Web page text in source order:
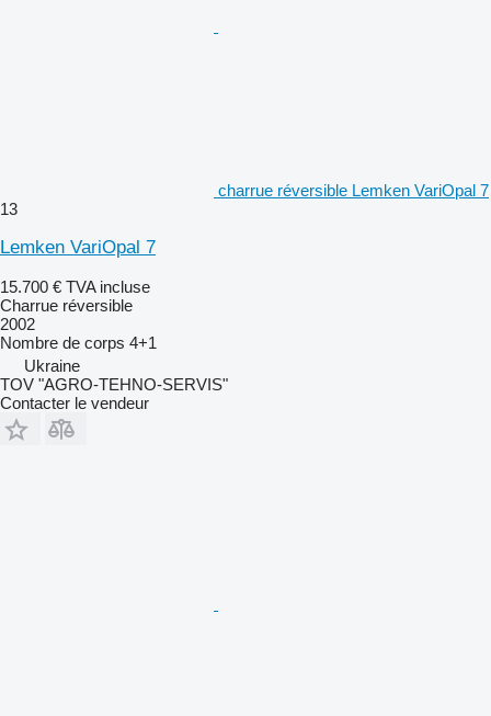
charrue réversible Lemken VariOpal 7
13
Lemken VariOpal 7
15.700 € TVA incluse
Charrue réversible
2002
Nombre de corps 4+1
Ukraine
TOV "AGRO-TEHNO-SERVIS"
Contacter le vendeur